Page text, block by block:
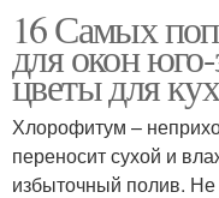
16 Самых
для окон
цветы для
Хлорофитум –
переносит сухой и
избыточный полив. Не